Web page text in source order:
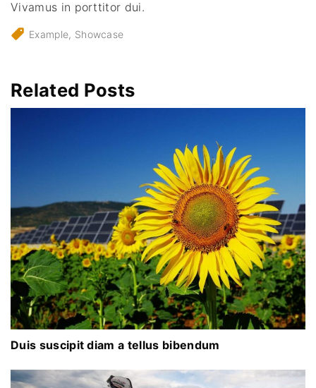
Vivamus in porttitor dui.
Example Showcase
Related Posts
Duis suscipit diam a tellus bibendum